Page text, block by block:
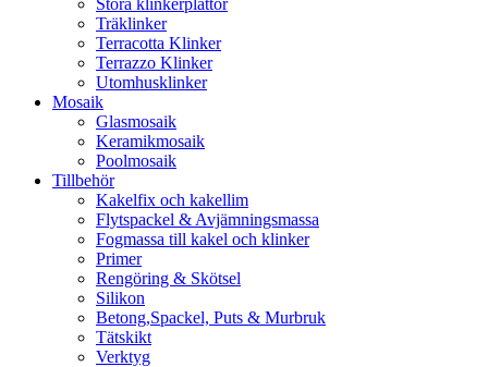
Stora klinkerplattor
Träklinker
Terracotta Klinker
Terrazzo Klinker
Utomhusklinker
Mosaik
Glasmosaik
Keramikmosaik
Poolmosaik
Tillbehör
Kakelfix och kakellim
Flytspackel & Avjämningsmassa
Fogmassa till kakel och klinker
Primer
Rengöring & Skötsel
Silikon
Betong,Spackel, Puts & Murbruk
Tätskikt
Verktyg